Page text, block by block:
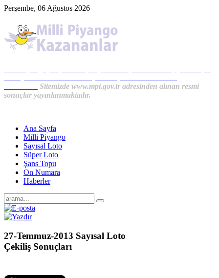
Perşembe, 06 Ağustos 2026
Sitemizde www.mpi.gov.tr adresinden alınan resmi
sonuçlar yayınlanmaktadır.
Ana Sayfa
Milli Piyango
Sayısal Loto
Süper Loto
Şans Topu
On Numara
Haberler
27-Temmuz-2013 Sayısal Loto
Çekiliş Sonuçları